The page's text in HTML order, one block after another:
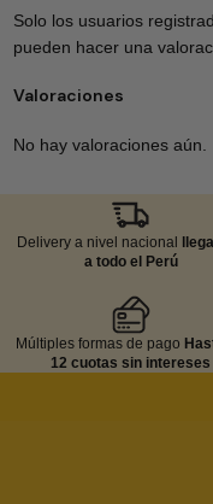
Valoraciones
No hay valoraciones aún.
Solo los usuarios
pueden hacer una
Delivery a nivel nacional
a todo el Perú
Múltiples formas de pago
12 cuotas sin intereses